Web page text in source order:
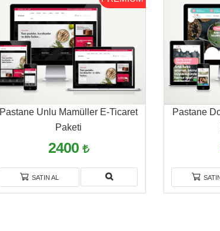
Pastane Unlu Mamüller E-Ticaret
Paketi
2400
SATIN AL
Pastane